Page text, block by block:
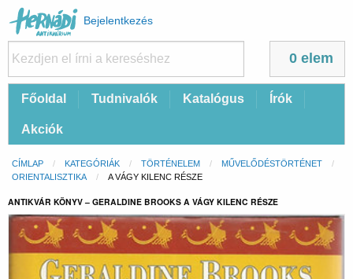
Felhasználói
fiók
menüje
Bejelentkezés
0 elem
FőFőoldal Tudnivalók Katalógus Írók
Akciók
Morzsa
CÍMLAP KATEGÓRIÁK TÖRTÉNELEM
MŰVELŐDÉSTÖRTÉNET
ORIENTALISZTIKA
CURRENT:
A VÁGY KILENC RÉSZE
ANTIKVÁR KÖNYV – GERALDINE BROOKS A VÁGY KILENC RÉSZE